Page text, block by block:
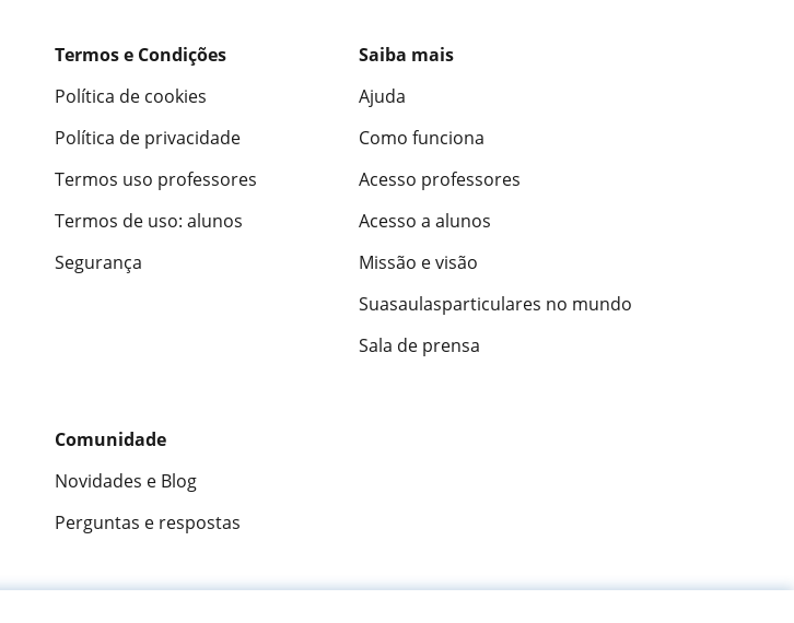
Termos e Condições
Política de cookies
Política de privacidade
Termos uso professores
Termos de uso: alunos
Segurança
Saiba mais
Ajuda
Como funciona
Acesso professores
Acesso a alunos
Missão e visão
Suasaulasparticulares no mundo
Sala de prensa
Comunidade
Novidades e Blog
Perguntas e respostas